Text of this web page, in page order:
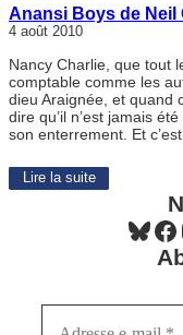
Anansi Boys de Neil
4 août 2010
Nancy Charlie, que tout
comptable comme les
dieu Araignée, et quand
dire qu’il n’est jamais
son enterrement. Et
Lire la suite
Bluesky Facebook